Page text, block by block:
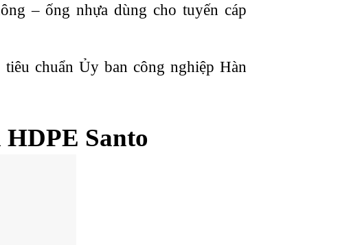
– ống nhựa dùng cho tuyến cáp
chuẩn Ủy ban công nghiệp Hàn
Santo